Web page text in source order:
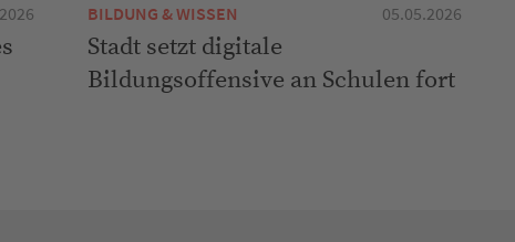
BILDUNG & WISSEN 05.05.2026
Stadt setzt digitale
Bildungsoffensive an Schulen fort